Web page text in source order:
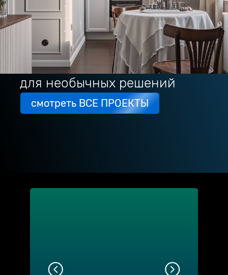
для необычных решений
смотреть ВСЕ ПРОЕКТЫ